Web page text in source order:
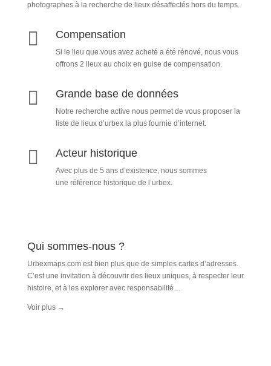
photographes à la recherche de lieux désaffectés hors du temps.
 Compensation
Si le lieu que vous avez acheté a été rénové, nous vous
offrons 2 lieux au choix en guise de compensation.
 Grande base de données
Notre recherche active nous permet de vous proposer la
liste de lieux d’urbexla plus fournie d’internet.
 Acteur historique
Avec plus de 5 ans d’existence, nous sommes
une référence historique de l’urbex.
Qui sommes-nous ?
Urbexmaps.com est bien plus que de simples cartes d’adresses.
C’est une invitation à découvrir des lieux uniques, à respecter leur
histoire, et à les explorer avec responsabilité…
Voir plus →